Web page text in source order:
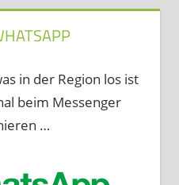
in der Region los ist
beim Messenger
…